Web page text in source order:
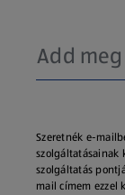
Szeretnék e-
szolgáltatásainak
szolgáltatás
mail címem ezzel